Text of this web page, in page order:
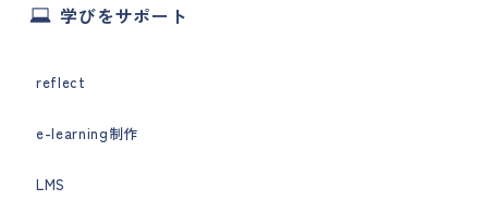
学びをサポート
reflect
e-learning制作
LMS